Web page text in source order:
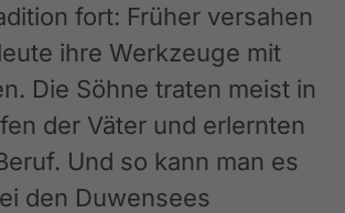
fort: Früher versahen
ihre Werkzeuge mit
Die Söhne traten meist in
der Väter und erlernten
Und so kann man es
den Duwensees